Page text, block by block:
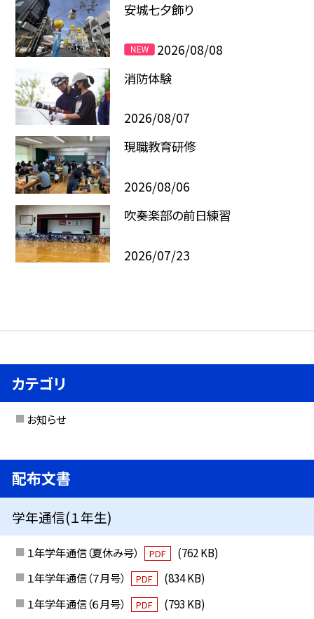
安城七夕飾り
2026/08/08
消防体験
2026/08/07
現職教育研修
2026/08/06
吹奏楽部の前日練習
2026/07/23
カテゴリ
お知らせ
配布文書
学年通信(１年生)
１年学年通信（夏休み号） PDF
(762 KB)
１年学年通信（７月号）
PDF
(834 KB)
１年学年通信（６月号）
PDF (793 KB)